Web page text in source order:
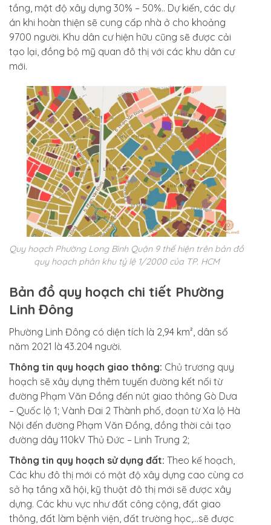
tầng, mật độ xây dựng 30% – 50%.. Dự kiến, các dự
án khi hoàn thiện sẽ cung cấp nhà ở cho khoảng
9700 người. Khu dân cư hiện hữu cũng sẽ được cải
tạo lại, đồng bộ mỹ quan đô thị với các khu dân cư
mới.
Quy hoạch Phường Long Bình Quận 9 thể hiện trên bản đồ
quy hoạch phân khu tỷ lệ 1/2000 của TP. HCM
Bản đồ quy hoạch chi tiết Phường
Linh Đông
Phường Linh Đông có diện tích là 2,94 km², dân số
năm 2021 là 43.204 người.
Thông tin quy hoạch giao thông: Chủ trương quy
hoạch sẽ xây dựng thêm tuyến đường kết nối từ
đường Phạm Văn Đồng đến nút giao thông Gò Dưa
– Quốc lộ 1; Vành Đai 2 Thành phố, đoạn từ Xa lộ Hà
Nội đến đường Phạm Văn Đồng, đồng thời cải tạo
đường dây 110kV Thủ Đức – Linh Trung 2;
Thông tin quy hoạch sử dụng đất: Theo kế hoạch,
Các khu đô thị mới có mật độ xây dựng cao cùng cơ
sở hạ tầng xã hội, kỹ thuật đô thị mới sẽ được xây
dựng. Các khu vực như đất công cộng, đất giao
thông, đất làm bệnh viện, đất trường học,…sẽ được